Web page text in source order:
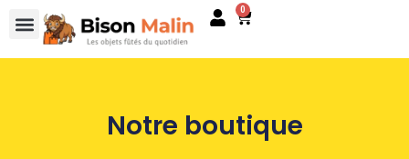
0
Notre boutique